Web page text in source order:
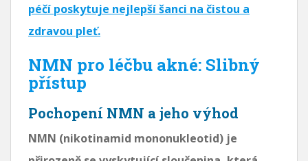
péčí poskytuje nejlepší šanci na čistou a
zdravou pleť.
NMN pro léčbu akné: Slibný
přístup
Pochopení NMN a jeho výhod
NMN (nikotinamid mononukleotid) je